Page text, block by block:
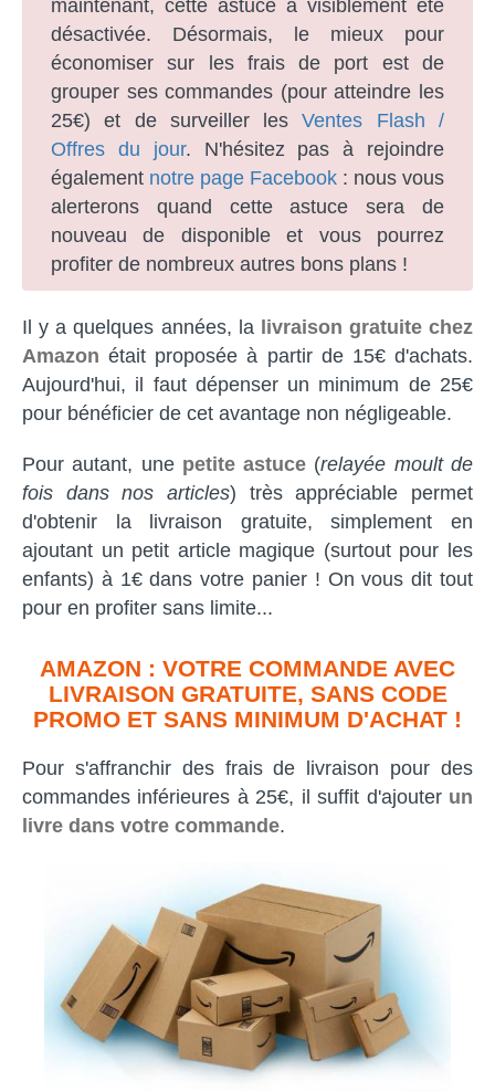
maintenant, cette astuce a visiblement été
désactivée. Désormais, le mieux pour
économiser sur les frais de port est de
grouper ses commandes (pour atteindre les
25€) et de surveiller lesVentes Flash /
Offres du jour. N'hésitez pas à rejoindre
également notre page Facebook : nous vous
alerterons quand cette astuce sera de
nouveau de disponible et vous pourrez
profiter de nombreux autres bons plans !
Il y a quelques années, la livraison gratuite chez
Amazon était proposée à partir de 15€ d'achats.
Aujourd'hui, il faut dépenser un minimum de 25€
pour bénéficier de cet avantage non négligeable.
Pour autant, une petite astuce (relayée moult de
fois dans nos articles) très appréciable permet
d'obtenir la livraison gratuite, simplement en
ajoutant un petit article magique (surtout pour les
enfants) à 1€ dans votre panier ! On vous dit tout
pour en profiter sans limite...
AMAZON : VOTRE COMMANDE AVEC
LIVRAISON GRATUITE, SANS CODE
PROMO ET SANS MINIMUM D'ACHAT !
Pour s'affranchir des frais de livraison pour des
commandes inférieures à 25€, il suffit d'ajouter un
livre dans votre commande.